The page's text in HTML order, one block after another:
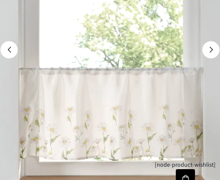
[node-product-wishlist]